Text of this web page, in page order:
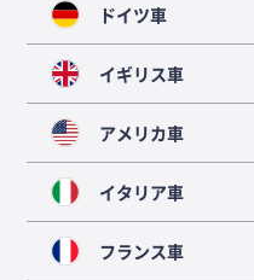
ドイツ車
イギリス車
アメリカ車
イタリア車
フランス車